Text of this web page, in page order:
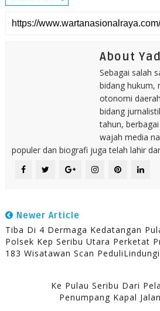
About
Sebagai salah
bidang hukum,
otonomi
bidang
tahun,
wajah media
populer dan biografi juga telah lahir
Newer Article
Tiba Di 4 Dermaga Kedatangan
Polsek Kep Seribu Utara Perketat
183 Wisatawan Scan PeduliLindungi
Ke Pulau Seribu Dari
Penumpang Kapal